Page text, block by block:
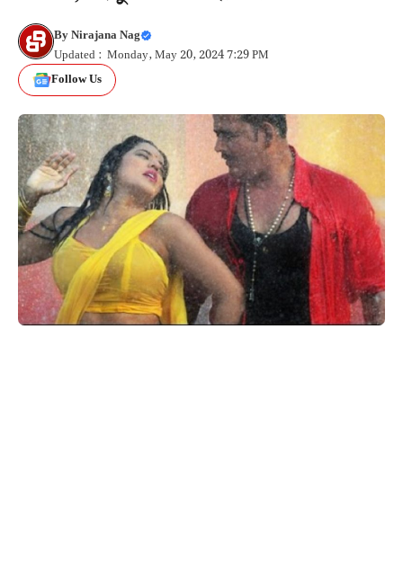
ByNirajana Nag
Updated : Monday, May 20, 2024 7:29 PM
Follow Us